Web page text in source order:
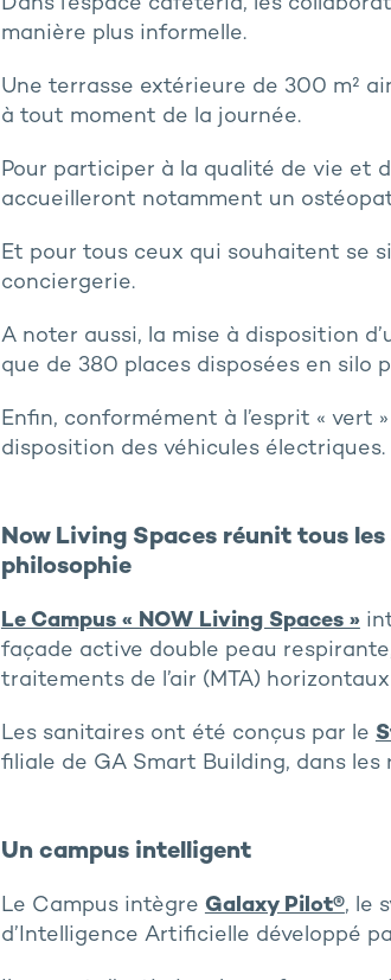
manière plus informelle.
Une terrasse extérieure de 300 m²
à tout moment de la journée.
Pour participer à la qualité de vie et
accueilleront notamment un
Et pour tous ceux qui souhaitent se
conciergerie.
A noter aussi, la mise à disposition
que de 380 places disposées en silo
Enfin, conformément à l’esprit « vert
disposition des véhicules électriques.
Now Living Spaces réunit tous
philosophie
Le Campus « NOW Living Spaces »
façade active double peau
traitements de l’air (MTA)
Les sanitaires ont été conçus par le
filiale de GA Smart Building, dans
Un campus intelligent
Le Campus intègre Galaxy Pilot®, le
d’Intelligence Artificielle développé